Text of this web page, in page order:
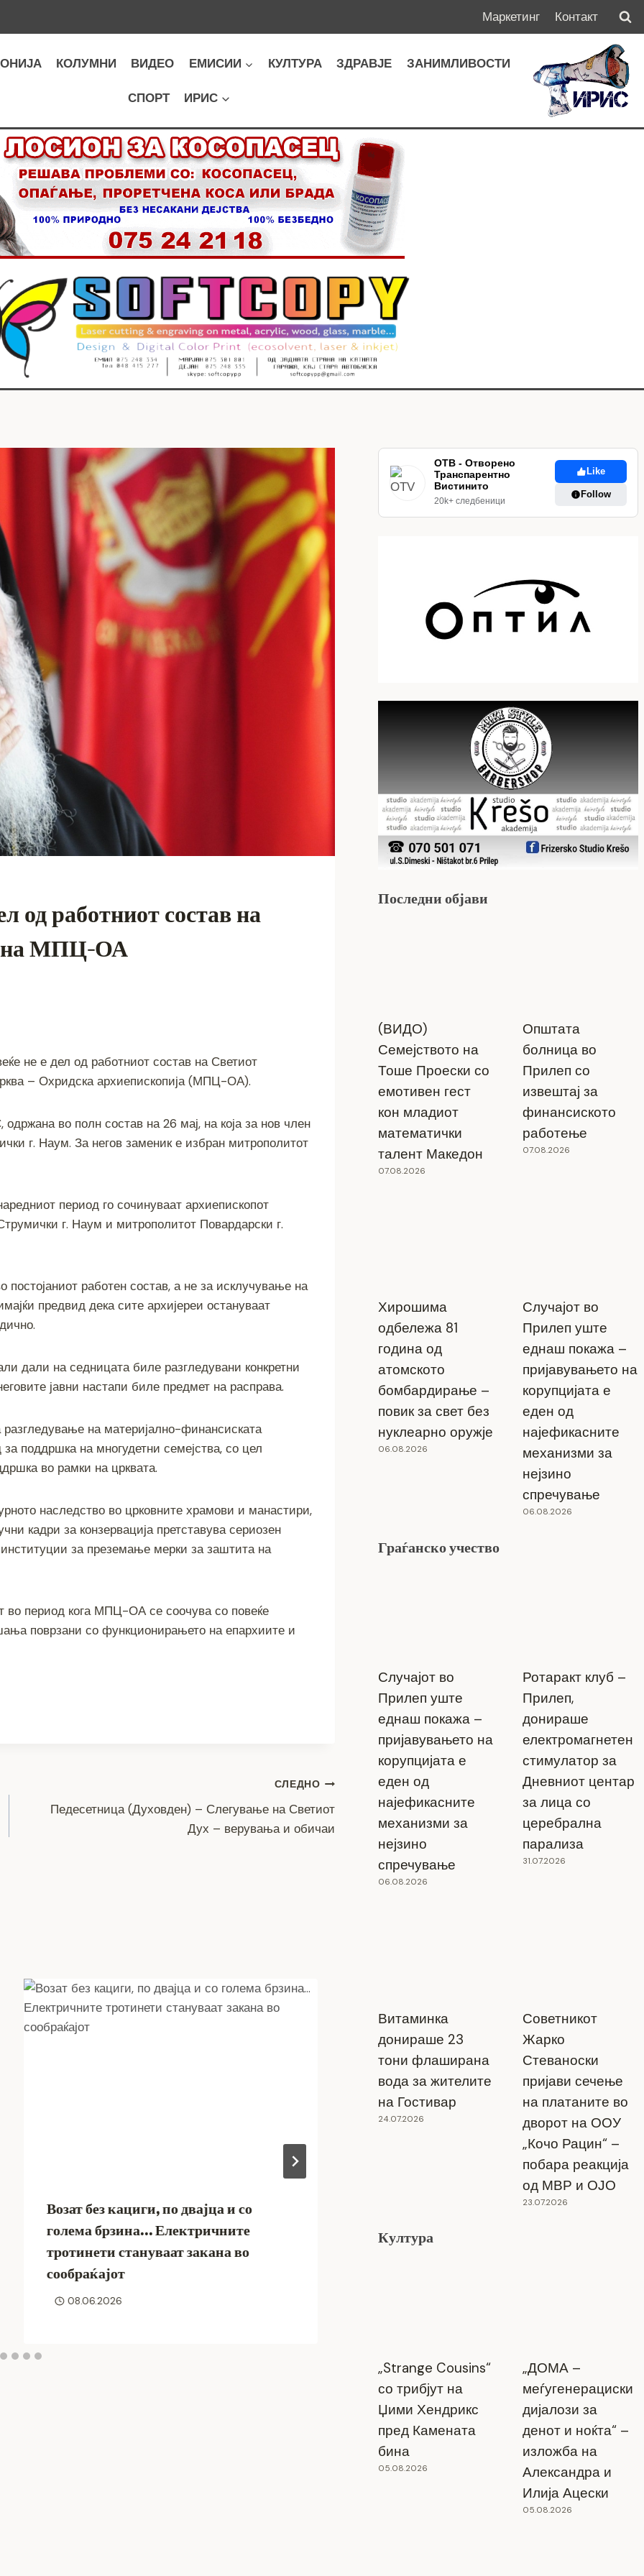
Маркетинг Контакт
КОЛУМНИ ВИДЕО ЕМИСИИ КУЛТУРА ЗДРАВЈЕ ЗАНИМЛИВОСТИ
СПОРТ ИРИС
од работниот состав на
на МПЦ-ОА
не е дел од работниот состав на Светиот
– Охридска архиепископија (МПЦ-ОА).
во полн состав на 26 мај, на која за нов член
г. Наум. За негов заменик е избран митрополитот
период го сочинуваат архиепископот
г. Наум и митрополитот Повардарски г.
работен состав, а не за исклучување на
предвид дека сите архијереи остануваат
дали на седницата биле разгледувани конкретни
јавни настапи биле предмет на расправа.
на материјално-финансиската
поддршка на многудетни семејства, со цел
во рамки на црквата.
наследство во црковните храмови и манастири,
кадри за конзервација претставува сериозен
за преземање мерки за заштита на
во период кога МПЦ-ОА се соочува со повеќе
поврзани со функционирањето на епархиите и
СЛЕДНО
Педесетница (Духовден) – Слегување на Светиот
Дух – верувања и обичаи
Возат без кациги, по двајца и со
голема брзина… Електричните
тротинети стануваат закана во
сообраќајот
08.06.2026
Помалку бракови, повеќе разводи –
алармантни бројки за третото
тримесечие
ОТВ - Отворено
Транспарентно
Вистинито
20k+ следбеници
Like
Follow
Последни објави
(ВИДО)
Семејството на
Тоше Проески со
емотивен гест
кон младиот
математички
талент Македон
07.08.2026
Општата
болница во
Прилеп со
извештај за
финансиското
работење
07.08.2026
Хирошима
одбележа 81
година од
атомското
бомбардирање –
повик за свет без
нуклеарно оружје
06.08.2026
Случајот во
Прилеп уште
еднаш покажа –
пријавувањето на
корупцијата е
еден од
најефикасните
механизми за
нејзино
спречување
06.08.2026
Граѓанско учество
Случајот во
Прилеп уште
еднаш покажа –
пријавувањето на
корупцијата е
еден од
најефикасните
механизми за
нејзино
спречување
06.08.2026
Ротаракт клуб –
Прилеп,
донираше
електромагнетен
стимулатор за
Дневниот центар
за лица со
церебрална
парализа
31.07.2026
Витаминка
донираше 23
тони флаширана
вода за жителите
на Гостивар
24.07.2026
Советникот
Жарко
Стеваноски
пријави сечење
на платаните во
дворот на ООУ
„Кочо Рацин“ –
побара реакција
од МВР и ОЈО
23.07.2026
Култура
„Strange Cousins“
со трибјут на
Џими Хендрикс
пред Камената
бина
05.08.2026
„ДОМА –
меѓугенерациски
дијалози за
денот и ноќта“ –
изложба на
Александра и
Илија Ацески
05.08.2026